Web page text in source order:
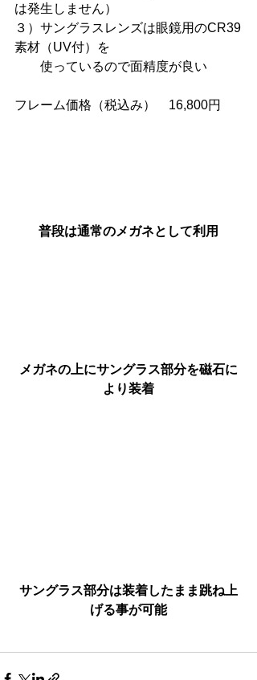
は発生しません）
３）サングラスレンズは眼鏡用のCR39
素材（UV付）を
使っているので面精度が良い
フレーム価格（税込み）　16,800円
普段は通常のメガネとして利用
メガネの上にサングラス部分を磁石に
より装着
サングラス部分は装着したまま跳ね上
げる事が可能